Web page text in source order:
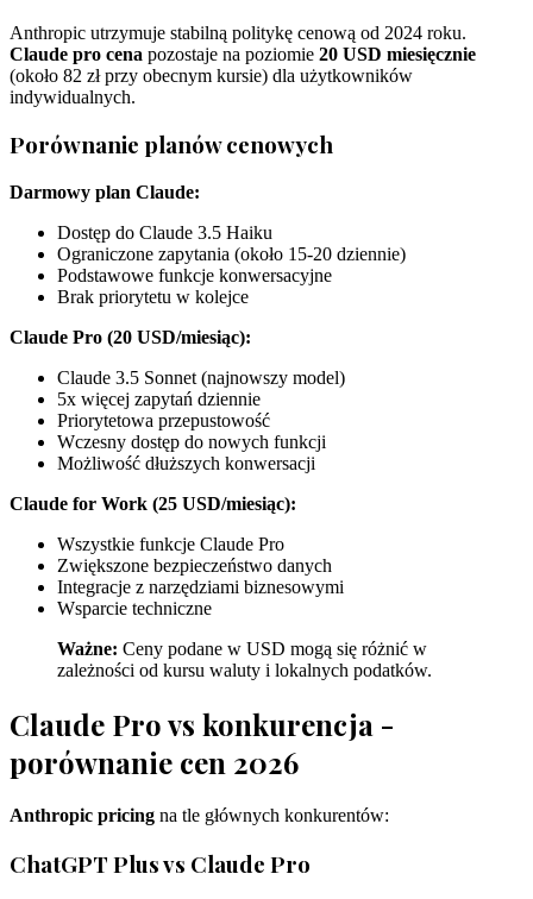
Anthropic utrzymuje stabilną politykę cenową od 2024 roku.
Claude pro cena pozostaje na poziomie 20 USD miesięcznie
(około 82 zł przy obecnym kursie) dla użytkowników
indywidualnych.
Porównanie planów cenowych
Darmowy plan Claude:
Dostęp do Claude 3.5 Haiku
Ograniczone zapytania (około 15-20 dziennie)
Podstawowe funkcje konwersacyjne
Brak priorytetu w kolejce
Claude Pro (20 USD/miesiąc):
Claude 3.5 Sonnet (najnowszy model)
5x więcej zapytań dziennie
Priorytetowa przepustowość
Wczesny dostęp do nowych funkcji
Możliwość dłuższych konwersacji
Claude for Work (25 USD/miesiąc):
Wszystkie funkcje Claude Pro
Zwiększone bezpieczeństwo danych
Integracje z narzędziami biznesowymi
Wsparcie techniczne
Ważne: Ceny podane w USD mogą się różnić w
zależności od kursu waluty i lokalnych podatków.
Claude Pro vs konkurencja -
porównanie cen 2026
Anthropic pricing na tle głównych konkurentów:
ChatGPT Plus vs Claude Pro